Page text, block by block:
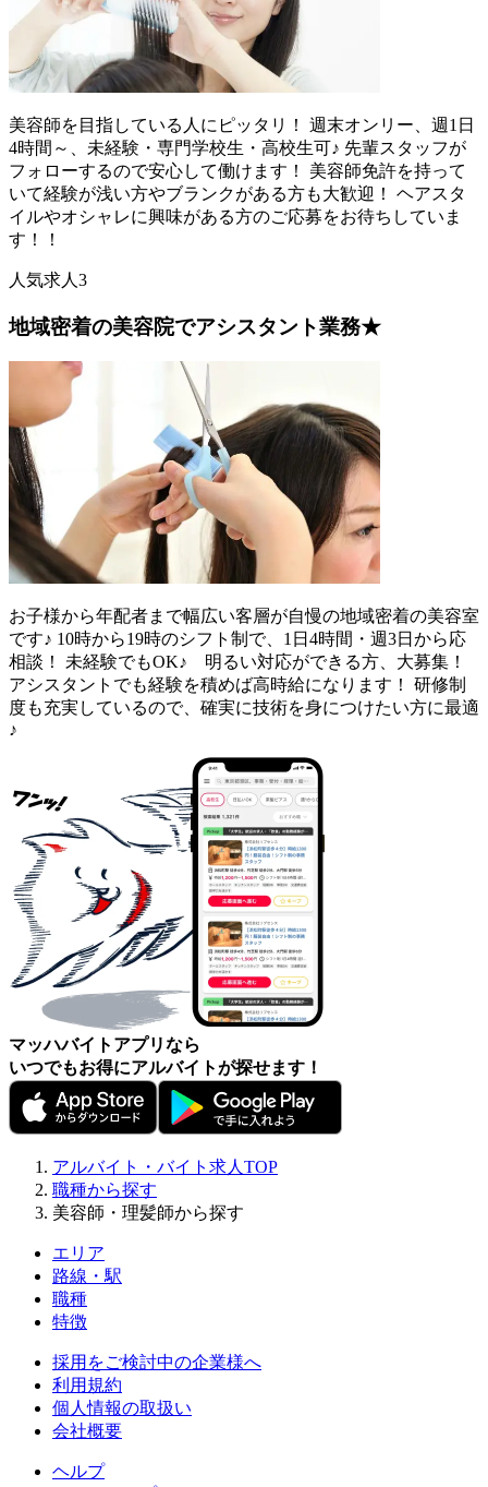
美容師を目指している人にピッタリ！ 週末オンリー、週1日
4時間～、未経験・専門学校生・高校生可♪ 先輩スタッフが
フォローするので安心して働けます！ 美容師免許を持って
いて経験が浅い方やブランクがある方も大歓迎！ ヘアスタ
イルやオシャレに興味がある方のご応募をお待ちしていま
す！！
人気求人3
地域密着の美容院でアシスタント業務★
お子様から年配者まで幅広い客層が自慢の地域密着の美容室
です♪ 10時から19時のシフト制で、1日4時間・週3日から応
相談！ 未経験でもOK♪ 明るい対応ができる方、大募集！
アシスタントでも経験を積めば高時給になります！ 研修制
度も充実しているので、確実に技術を身につけたい方に最適
♪
マッハバイトアプリなら
いつでもお得にアルバイトが探せます！
アルバイト・バイト求人TOP
職種から探す
美容師・理髪師から探す
エリア
路線・駅
職種
特徴
採用をご検討中の企業様へ
利用規約
個人情報の取扱い
会社概要
ヘルプ